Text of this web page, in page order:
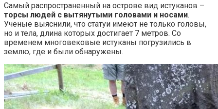
Самый распространенный на острове вид истуканов –
торсы людей с вытянутыми головами и носами.
Ученые выяснили, что статуи имеют не только головы,
но и тела, длина которых достигает 7 метров. Со
временем многовековые истуканы погрузились в
землю, где и были обнаружены.